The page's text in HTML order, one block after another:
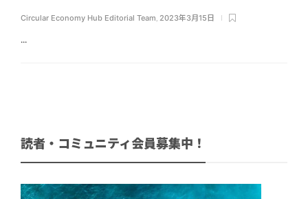
Circular Economy Hub Editorial Team, 2023年3月15日
...
読者・コミュニティ会員募集中！